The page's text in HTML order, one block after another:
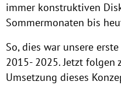
immer konstruktiven
Sommermonaten bis
So, dies war unsere
2015- 2025. Jetzt folgen
Umsetzung dieses